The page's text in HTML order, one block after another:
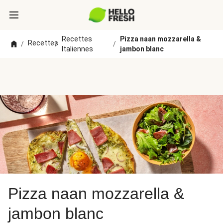
/ Recettes
/
Recettes
Italiennes
/
Pizza naan mozzarella &
jambon blanc
Pizza naan mozzarella &
jambon blanc